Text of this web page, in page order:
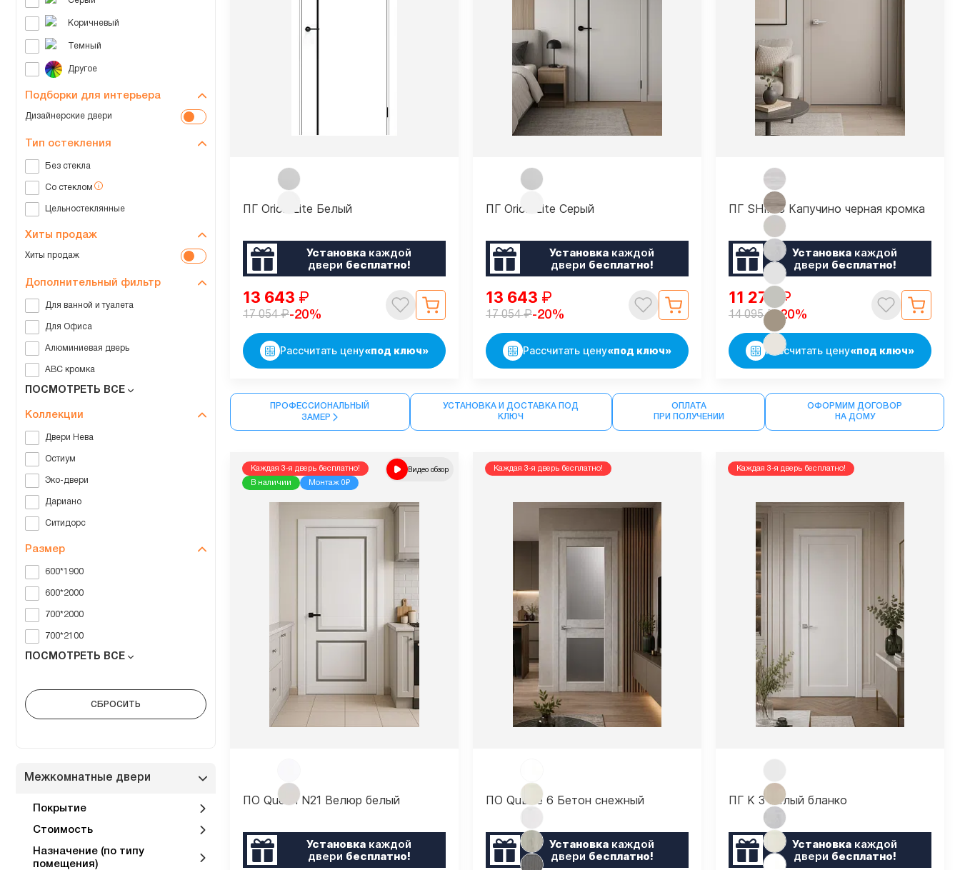
Подборки для интерьера
Дизайнерские двери
Тип остекления
Без стекла
Со стеклом
Цельностеклянные
Хиты продаж
Хиты продаж
Дополнительный фильтр
Для ванной и туалета
Для Офиса
Алюминиевая дверь
ABC кромка
ПОСМОТРЕТЬ ВСЕ
Коллекции
Двери Нева
Остиум
Эко-двери
Дариано
Ситидорс
Размер
600*1900
600*2000
700*2000
700*2100
ПОСМОТРЕТЬ ВСЕ
Межкомнатные двери
Покрытие
Стоимость
Назначение (по типу
помещения)
ПГ Orion Lite Белый
Установка каждой
двери бесплатно!
13 643 ₽
17 054₽-20%
Рассчитать цену«под ключ»
ПГ Orion Lite Серый
Установка каждой
двери бесплатно!
13 643 ₽
17 054₽-20%
Рассчитать цену«под ключ»
ПГ SHIK 8 Капучино черная кромка
Установка каждой
двери бесплатно!
11 276 ₽
14 095₽ -20%
Рассчитать цену«под ключ»
ПРОФЕССИОНАЛЬНЫЙ
ЗАМЕР
УСТАНОВКА И ДОСТАВКА ПОД
КЛЮЧ
ОПЛАТА
ПРИ ПОЛУЧЕНИИ
ОФОРМИМ ДОГОВОР
НА ДОМУ
Каждая 3-я дверь бесплатно!
В наличии
Монтаж 0₽
Видео обзор
ПО Queen N21 Велюр белый
Установка каждой
двери бесплатно!
Каждая 3-я дверь бесплатно!
ПО QuLine 6 Бетон снежный
Установка каждой
двери бесплатно!
Каждая 3-я дверь бесплатно!
ПГ K 3 Белый бланко
Установка каждой
двери бесплатно!